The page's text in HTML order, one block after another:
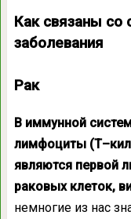
Как связаны со
заболевания
Рак
В иммунной
лимфоциты
являются первой
раковых клеток,
немногие из нас